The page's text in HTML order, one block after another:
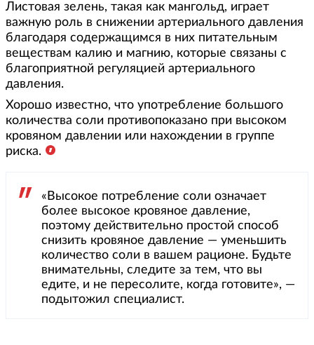
Листовая зелень, такая как мангольд, играет
важную роль в снижении артериального давления
благодаря содержащимся в них питательным
веществам калию и магнию, которые связаны с
благоприятной регуляцией артериального
давления.
Хорошо известно, что употребление большого
количества соли противопоказано при высоком
кровяном давлении или нахождении в группе
риска.
«Высокое потребление соли означает
более высокое кровяное давление,
поэтому действительно простой способ
снизить кровяное давление — уменьшить
количество соли в вашем рационе. Будьте
внимательны, следите за тем, что вы
едите, и не пересолите, когда готовите», —
подытожил специалист.